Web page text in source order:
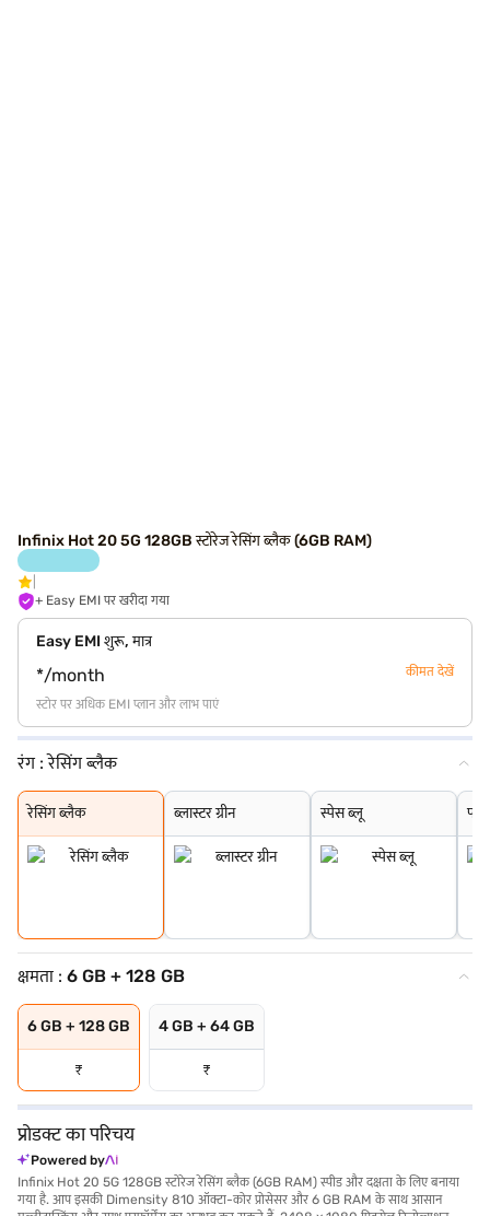
Infinix Hot 20 5G 128GB स्टोरेज रेसिंग ब्लैक (6GB RAM)
+ Easy EMI पर खरीदा गया
Easy EMI शुरू, मात्र
*/month कीमत देखें
स्टोर पर अधिक EMI प्लान और लाभ पाएं
रंग :रेसिंग ब्लैक
रेसिंग ब्लैक
रेसिंग ब्लैक
ब्लास्टर ग्रीन
ब्लास्टर ग्रीन
स्पेस ब्लू
स्पेस ब्लू
फोर्स ब्लैक
मेटेवर्स ब्लू
क्षमता : 6 GB + 128 GB
6 GB + 128 GB
₹
4 GB + 64 GB
₹
प्रोडक्ट का परिचय
Powered by
Infinix Hot 20 5G 128GB स्टोरेज रेसिंग ब्लैक (6GB RAM) स्पीड और दक्षता के लिए बनाया
गया है. आप इसकी Dimensity 810 ऑक्टा-कोर प्रोसेसर और 6 GB RAM के साथ आसान